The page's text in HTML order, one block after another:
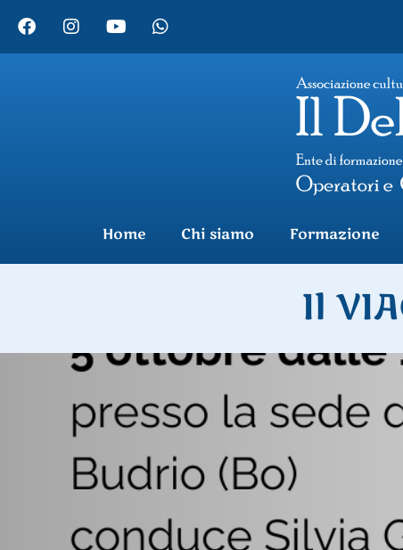
Home Chi siamo Formazione
Il